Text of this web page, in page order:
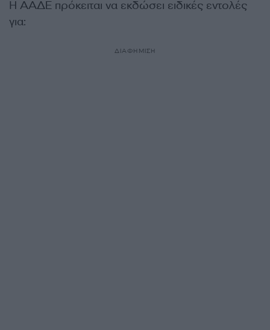
Η ΑΑΔΕ πρόκειται να εκδώσει ειδικές εντολές
για:
ΔΙΑΦΗΜΙΣΗ